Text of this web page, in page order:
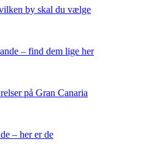
by skal du vælge
– find dem lige her
på Gran Canaria
– her er de